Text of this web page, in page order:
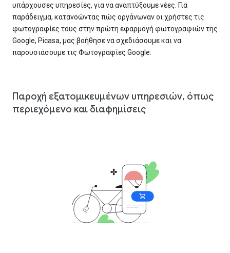
υπάρχουσες υπηρεσίες, για να αναπτύξουμε νέες. Για
παράδειγμα, κατανοώντας πώς οργάνωναν οι χρήστες τις
φωτογραφίες τους στην πρώτη εφαρμογή φωτογραφιών της
Google, Picasa, μας βοήθησε να σχεδιάσουμε και να
παρουσιάσουμε τις Φωτογραφίες Google.
Παροχή εξατομικευμένων υπηρεσιών, όπως
περιεχόμενο και διαφημίσεις